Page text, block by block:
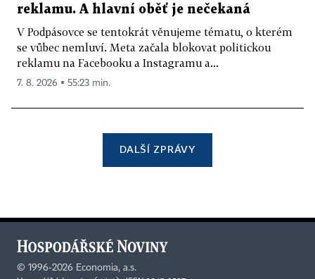
reklamu. A hlavní oběť je nečekaná
V Podpásovce se tentokrát věnujeme tématu, o kterém
se vůbec nemluví. Meta začala blokovat politickou
reklamu na Facebooku a Instagramu a...
7. 8. 2026 ▪ 55:23 min.
DALŠÍ ZPRÁVY
© 1996-2026 Economia, a.s.